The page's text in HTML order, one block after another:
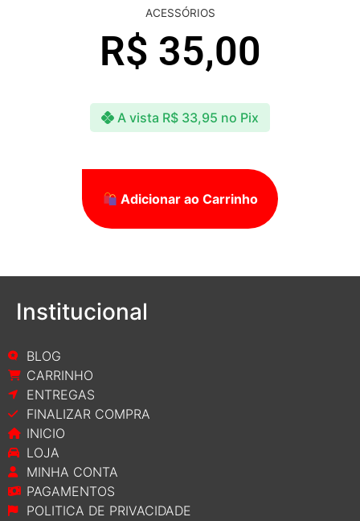
ACESSÓRIOS
R$ 35,00
A vista R$ 33,95 no Pix
Adicionar ao Carrinho
Institucional
BLOG
CARRINHO
ENTREGAS
FINALIZAR COMPRA
INICIO
LOJA
MINHA CONTA
PAGAMENTOS
POLITICA DE PRIVACIDADE